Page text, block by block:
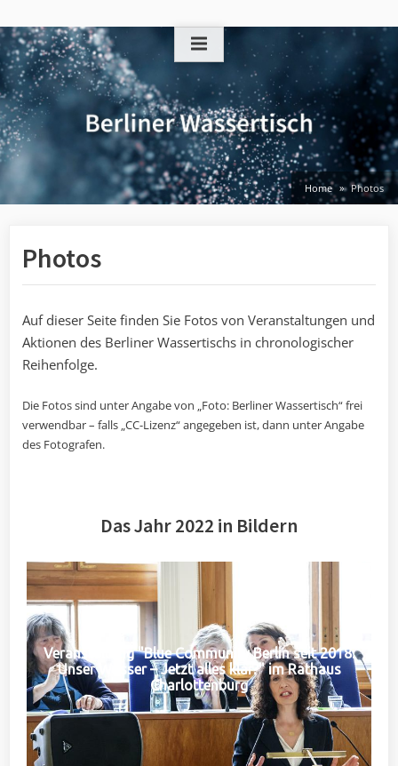
to
content
Home Photos
Photos
Auf dieser Seite finden Sie Fotos von Veranstaltungen und
Aktionen des Berliner Wassertischs in chronologischer
Reihenfolge.
Die Fotos sind unter Angabe von „Foto: Berliner Wassertisch“ frei
verwendbar – falls „CC-Lizenz“ angegeben ist, dann unter Angabe
des Fotografen.
Das Jahr 2022 in Bildern
Veranstaltung "Blue Community Berlin seit 2018:
Unser Wasser – Jetzt alles klar?" im Rathaus
Charlottenburg